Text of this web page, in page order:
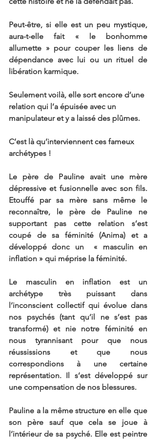
Peut-être, si elle est un peu mystique,
aura-t-elle fait « le bonhomme
allumette » pour couper les liens de
dépendance avec lui ou un rituel de
libération karmique.
Seulement voilà, elle sort encore d’une
relation qui l’a épuisée avec un
manipulateur et y a laissé des plûmes.
C’est là qu’interviennent ces fameux
archétypes !
Le père de Pauline avait une mère
dépressive et fusionnelle avec son fils.
Etouffé par sa mère sans même le
reconnaître, le père de Pauline ne
supportant pas cette relation s’est
coupé de sa féminité (Anima) et a
développé donc un  « masculin en
inflation » qui méprise la féminité.
Le masculin en inflation est un
archétype très puissant dans
l’inconscient collectif qui évolue dans
nos psychés (tant qu’il ne s’est pas
transformé) et nie notre féminité en
nous tyrannisant pour que nous
réussissions et que nous
correspondions à une certaine
représentation. Il s’est développé sur
une compensation de nos blessures.
Pauline a la même structure en elle que
son père sauf que cela se joue à
l’intérieur de sa psyché. Elle est peintre